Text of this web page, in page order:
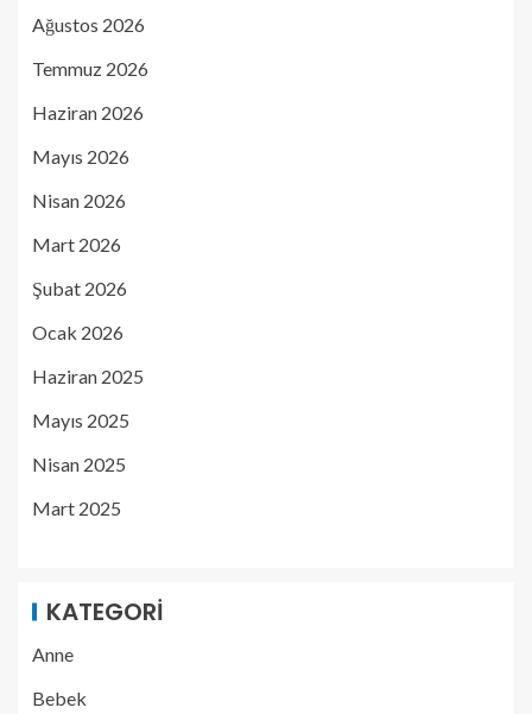
Ağustos 2026
Temmuz 2026
Haziran 2026
Mayıs 2026
Nisan 2026
Mart 2026
Şubat 2026
Ocak 2026
Haziran 2025
Mayıs 2025
Nisan 2025
Mart 2025
KATEGORI
Anne
Bebek